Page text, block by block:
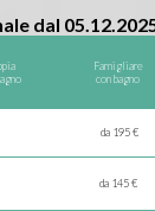
dal
Famigliare
con bagno
da 195 €
da 145 €